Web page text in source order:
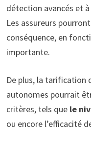
détection avancés et à
Les assureurs
conséquence, en
importante.
De plus, la tarification
autonomes pourrait
critères, tels quele
ou encore l’efficacité